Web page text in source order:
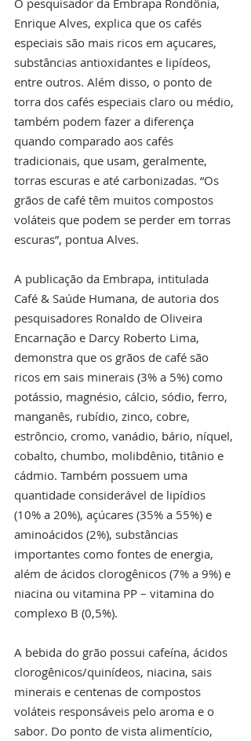
Enrique Alves, explica que os cafés
especiais são mais ricos em açucares,
substâncias antioxidantes e lipídeos,
entre outros. Além disso, o ponto de
torra dos cafés especiais claro ou médio,
também podem fazer a diferença
quando comparado aos cafés
tradicionais, que usam, geralmente,
torras escuras e até carbonizadas. “Os
grãos de café têm muitos compostos
voláteis que podem se perder em torras
escuras”, pontua Alves.
A publicação da Embrapa, intitulada
Café & Saúde Humana, de autoria dos
pesquisadores Ronaldo de Oliveira
Encarnação e Darcy Roberto Lima,
demonstra que os grãos de café são
ricos em sais minerais (3% a 5%) como
potássio, magnésio, cálcio, sódio, ferro,
manganês, rubídio, zinco, cobre,
estrôncio, cromo, vanádio, bário, níquel,
cobalto, chumbo, molibdênio, titânio e
cádmio. Também possuem uma
quantidade considerável de lipídios
(10% a 20%), açúcares (35% a 55%) e
aminoácidos (2%), substâncias
importantes como fontes de energia,
além de ácidos clorogênicos (7% a 9%) e
niacina ou vitamina PP – vitamina do
complexo B (0,5%).
A bebida do grão possui cafeína, ácidos
clorogênicos/quinídeos, niacina, sais
minerais e centenas de compostos
voláteis responsáveis pelo aroma e o
sabor. Do ponto de vista alimentício,